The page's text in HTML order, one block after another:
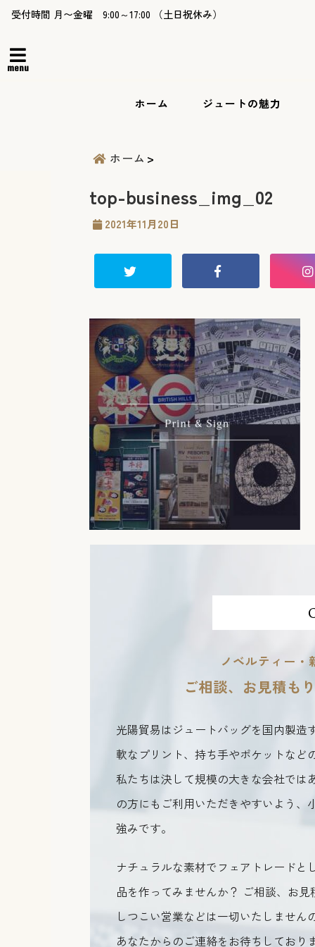
受付時間 月〜金曜 9:00～17:00 （土日祝休み）
menu
ホーム ジュートの魅力
ホーム
top-business_img_02
2021年11月20日
ノベルティー
ご相談、お見積も
光陽貿易はジュートバッグを国内製
軟なプリント、持ち手やポケットな
私たちは決して規模の大きな会社で
の方にもご利用いただきやすいよう
強みです。
ナチュラルな素材でフェアトレード
品を作ってみませんか？ ご相談、お見
しつこい営業などは一切いたしませ
あなたからのご連絡をお待ちしており